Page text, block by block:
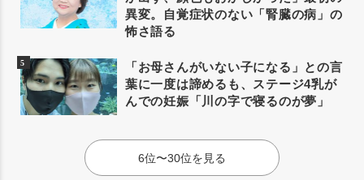
異変。自覚症状のない「腎臓の病」の
怖さ語る
「お母さんがいない子になる」との言
葉に一度は諦めるも、ステージ4乳が
んでの妊娠「川の字で寝るのが夢」
6位〜30位を見る